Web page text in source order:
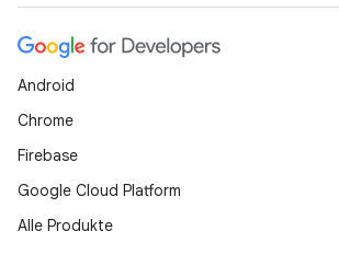
Android
Chrome
Firebase
Google Cloud Platform
Alle Produkte